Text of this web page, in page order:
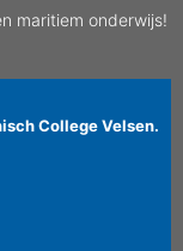
maritiem onderwijs!
College Velsen.